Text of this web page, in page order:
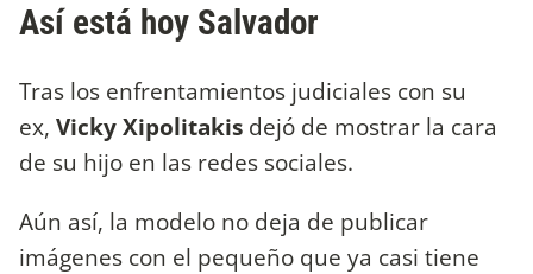
Así está hoy Salvador
Tras los enfrentamientos judiciales con su
ex, Vicky Xipolitakis dejó de mostrar la cara
de su hijo en las redes sociales.
Aún así, la modelo no deja de publicar
imágenes con el pequeño que ya casi tiene